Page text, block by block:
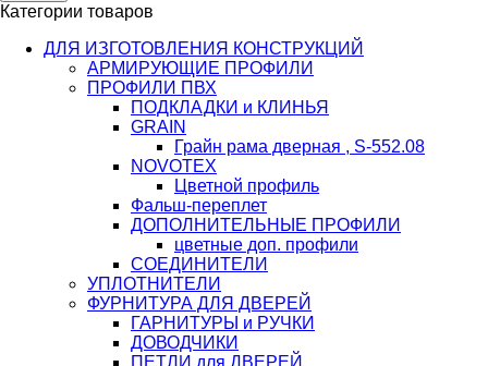
Категории товаров
ДЛЯ ИЗГОТОВЛЕНИЯ КОНСТРУКЦИЙ
АРМИРУЮЩИЕ ПРОФИЛИ
ПРОФИЛИ ПВХ
ПОДКЛАДКИ и КЛИНЬЯ
GRAIN
Грайн рама дверная , S-552.08
NOVOTEX
Цветной профиль
Фальш-переплет
ДОПОЛНИТЕЛЬНЫЕ ПРОФИЛИ
цветные доп. профили
СОЕДИНИТЕЛИ
УПЛОТНИТЕЛИ
ФУРНИТУРА ДЛЯ ДВЕРЕЙ
ГАРНИТУРЫ и РУЧКИ
ДОВОДЧИКИ